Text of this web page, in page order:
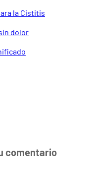
la Cistitis
dolor
comentario